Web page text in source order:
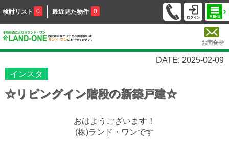
検討リスト 0 最近見た物件 0
お問合せ
DATE: 2025-02-09
インスタ
☆リビングイン階段の新築戸建☆
おはようございます！
(株)ランド・ワンです